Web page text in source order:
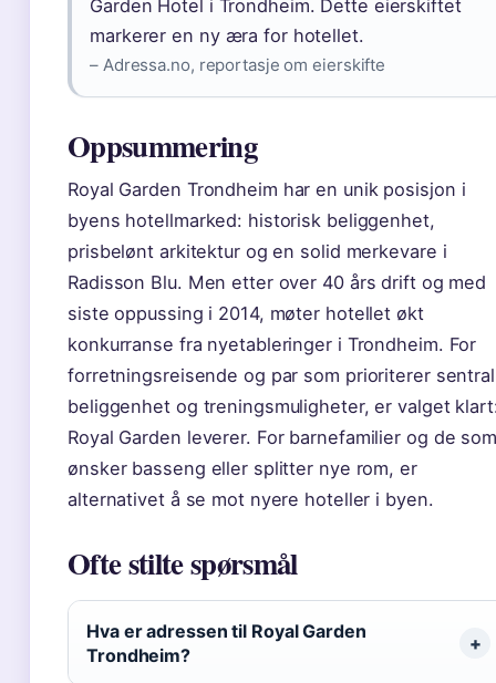
Garden Hotel i Trondheim. Dette eierskiftet
markerer en ny æra for hotellet.
– Adressa.no, reportasje om eierskifte
Oppsummering
Royal Garden Trondheim har en unik posisjon i
byens hotellmarked: historisk beliggenhet,
prisbelønt arkitektur og en solid merkevare i
Radisson Blu. Men etter over 40 års drift og med
siste oppussing i 2014, møter hotellet økt
konkurranse fra nyetableringer i Trondheim. For
forretningsreisende og par som prioriterer sentral
beliggenhet og treningsmuligheter, er valget
Royal Garden leverer. For barnefamilier og de
ønsker basseng eller splitter nye rom, er
alternativet å se mot nyere hoteller i byen.
Ofte stilte spørsmål
Hva er adressen til Royal Garden
Trondheim?